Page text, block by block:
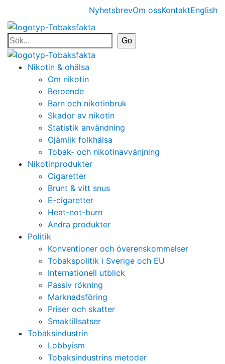
NyhetsbrevOm ossKontaktEnglish
Nikotin & ohälsa
Om nikotin
Beroende
Barn och nikotinbruk
Skador av nikotin
Statistik användning
Ojämlik folkhälsa
Tobak- och nikotinavvänjning
Nikotinprodukter
Cigaretter
Brunt & vitt snus
E-cigaretter
Heat-not-burn
Andra produkter
Politik
Konventioner och överenskommelser
Tobakspolitik i Sverige och EU
Internationell utblick
Passiv rökning
Marknadsföring
Priser och skatter
Smaktillsatser
Tobaksindustrin
Lobbyism
Tobaksindustrins metoder